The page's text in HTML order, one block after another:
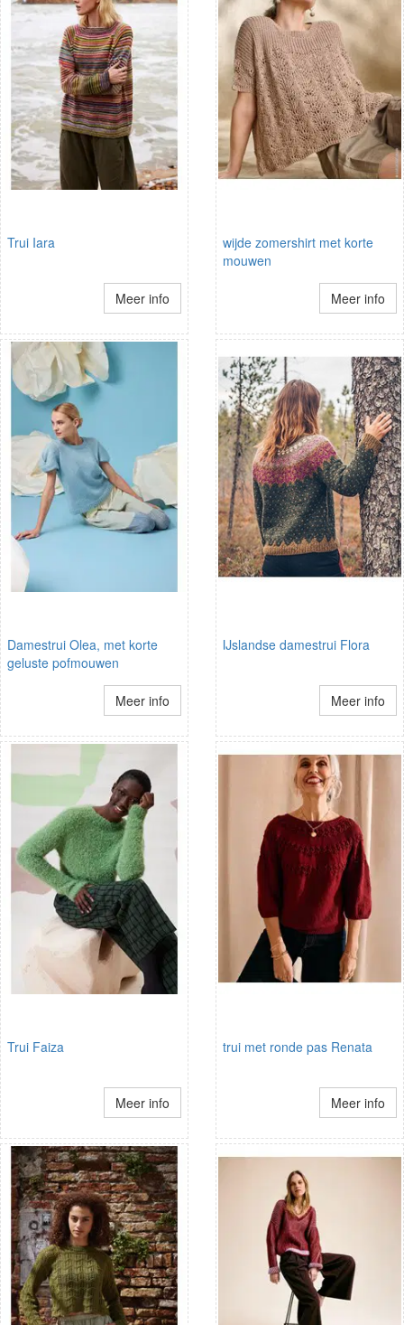
Trui Iara
Meer info
wijde zomershirt met korte
mouwen
Meer info
Damestrui Olea, met korte
geluste pofmouwen
Meer info
IJslandse damestrui Flora
Meer info
Trui Faiza
Meer info
trui met ronde pas Renata
Meer info